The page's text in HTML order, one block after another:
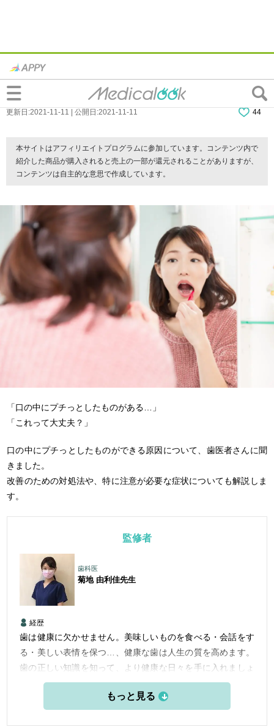
何これ？「口の中にプチっとしたできも
の」よくあるのは口内炎と…
更新日:2021-11-11 | 公開日:2021-11-11 44
本サイトはアフィリエイトプログラムに参加しています。コンテンツ内で
紹介した商品が購入されると売上の一部が還元されることがありますが、
コンテンツは自主的な意思で作成しています。
「口の中にプチっとしたものがある…」
「これって大丈夫？」
口の中にプチっとしたものができる原因について、歯医者さんに聞
きました。
改善のための対処法や、特に注意が必要な症状についても解説しま
す。
監修者
歯科医
菊地 由利佳先生
経歴
歯は健康に欠かせません。美味しいものを食べる・会話をす
る・美しい表情を保つ…、健康な歯は人生の質を高めます。
歯の正しい知識を知って、より健康な日々を手に入れましょ